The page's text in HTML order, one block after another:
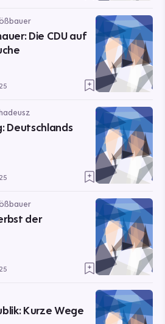
Die CDU auf
Deutschlands
der
Kurze Wege